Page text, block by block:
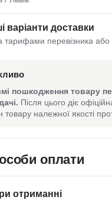
варіанти доставки
тарифами перевізника
пошкодження товару
Після цього діє
товару належної якості
оплати
отриманні